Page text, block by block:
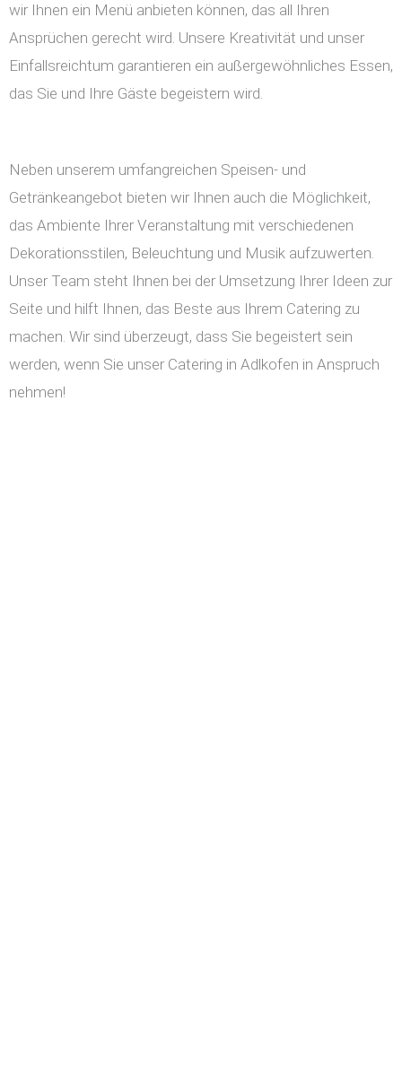
wir Ihnen ein Menü anbieten können, das all Ihren
Ansprüchen gerecht wird. Unsere Kreativität und unser
Einfallsreichtum garantieren ein außergewöhnliches Essen,
das Sie und Ihre Gäste begeistern wird.
Neben unserem umfangreichen Speisen- und
Getränkeangebot bieten wir Ihnen auch die Möglichkeit,
das Ambiente Ihrer Veranstaltung mit verschiedenen
Dekorationsstilen, Beleuchtung und Musik aufzuwerten.
Unser Team steht Ihnen bei der Umsetzung Ihrer Ideen zur
Seite und hilft Ihnen, das Beste aus Ihrem Catering zu
machen. Wir sind überzeugt, dass Sie begeistert sein
werden, wenn Sie unser Catering in Adlkofen in Anspruch
nehmen!